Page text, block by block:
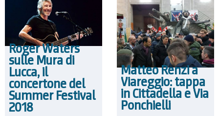
Roger Waters
sulle Mura di
Lucca, il
concertone del
Summer Festival
2018
Matteo Renzi a
Viareggio: tappa
in Cittadella e Via
Ponchielli